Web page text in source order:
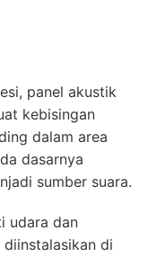
panel akustik
kebisingan
dalam area
dasarnya
sumber suara.
udara dan
di